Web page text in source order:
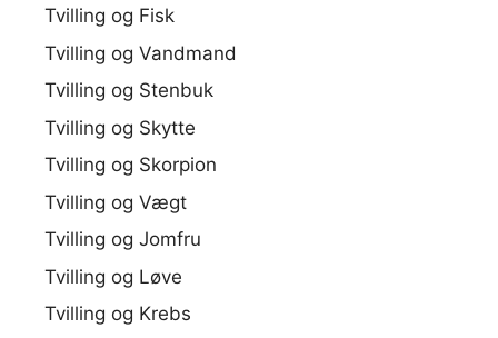
Tvilling og Fisk
Tvilling og Vandmand
Tvilling og Stenbuk
Tvilling og Skytte
Tvilling og Skorpion
Tvilling og Vægt
Tvilling og Jomfru
Tvilling og Løve
Tvilling og Krebs